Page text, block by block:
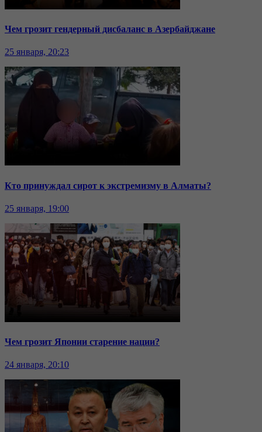
Чем грозит гендерный дисбаланс в Азербайджане
25 января, 20:23
Кто принуждал сирот к экстремизму в Алматы?
25 января, 19:00
Чем грозит Японии старение нации?
24 января, 20:10